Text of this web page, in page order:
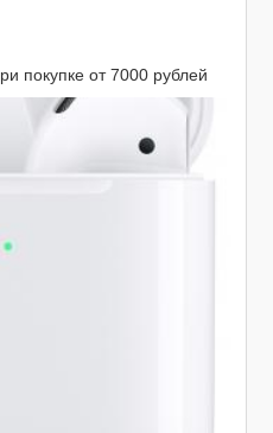
покупке от 7000 рублей
детские товары,
при переходе по ссылке